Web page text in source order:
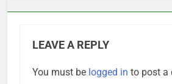
LEAVE A REPLY
You must be logged in to post a